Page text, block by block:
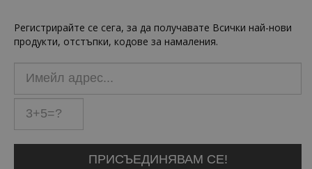
Регистрирайте се сега, за да получавате Всички най-нови
продукти, отстъпки, кодове за намаления.